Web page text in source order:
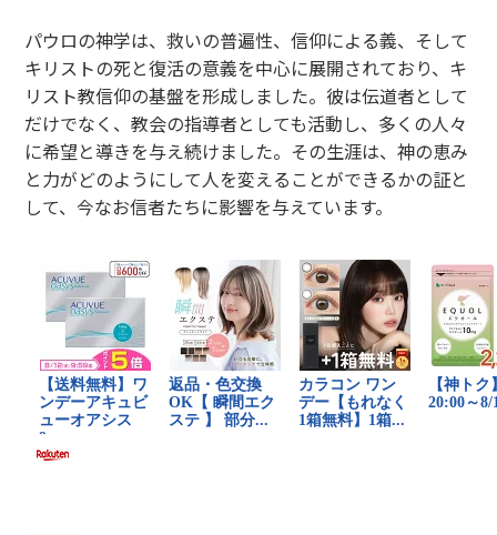
パウロの神学は、救いの普遍性、信仰による義、そして
キリストの死と復活の意義を中心に展開されており、キ
リスト教信仰の基盤を形成しました。彼は伝道者として
だけでなく、教会の指導者としても活動し、多くの人々
に希望と導きを与え続けました。その生涯は、神の恵み
と力がどのようにして人を変えることができるかの証と
して、今なお信者たちに影響を与えています。